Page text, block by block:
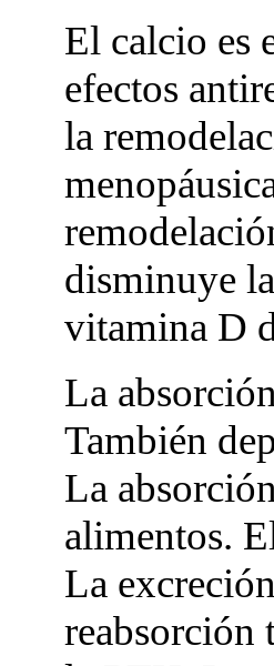
El calcio es
efectos
la
disminuye
vitamina D
La
También
La
alimentos.
La
reabsorción